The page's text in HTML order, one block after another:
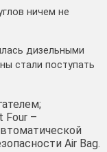
ничем не
дизельными
стали поступать
Four –
Air Bag.